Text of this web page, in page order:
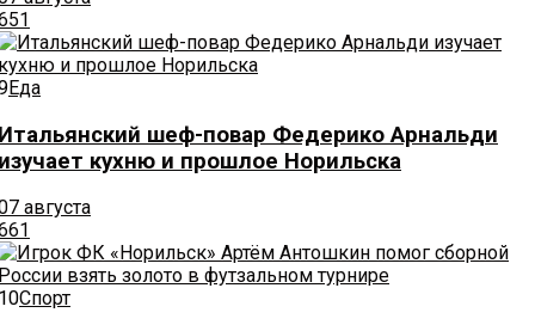
Еда
шеф-повар Федерико Арнальди
кухню и прошлое Норильска
августа
Спорт